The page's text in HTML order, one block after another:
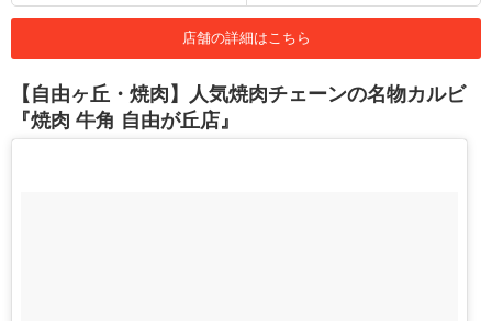
店舗の詳細はこちら
【自由ヶ丘・焼肉】人気焼肉チェーンの名物カルビ
『焼肉 牛角 自由が丘店』